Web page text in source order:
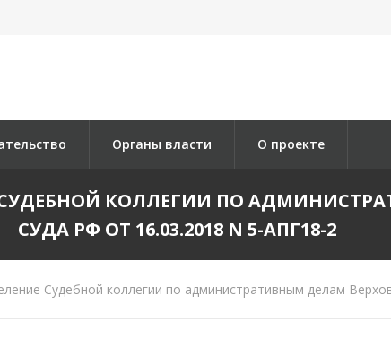
Органы власти О проекте
КОЛЛЕГИИ ПО
СУДА РФ ОТ 16.03.2018 N 5-АПГ18-2
Судебной коллегии по административным делам